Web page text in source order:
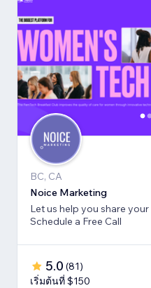
BC, CA
Noice Marketing
Let us help you share
Schedule a Free Call
5.0 (81)
เริ่มต้นที่ $150